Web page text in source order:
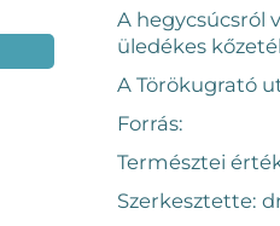
A hegycsúcsról
üledékes
A Törökugrató
Forrás:
Természtei
Szerkesztette: